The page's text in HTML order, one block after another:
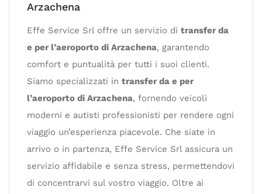
Arzachena
Effe Service Srl offre un servizio di transfer da
e per l’aeroporto di Arzachena, garantendo
comfort e puntualità per tutti i suoi clienti.
Siamo specializzati in transfer da e per
l’aeroporto di Arzachena, fornendo veicoli
moderni e autisti professionisti per rendere ogni
viaggio un’esperienza piacevole. Che siate in
arrivo o in partenza, Effe Service Srl assicura un
servizio affidabile e senza stress, permettendovi
di concentrarvi sul vostro viaggio. Oltre ai